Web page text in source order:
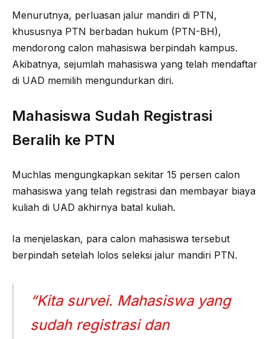
Menurutnya, perluasan jalur mandiri di PTN,
khususnya PTN berbadan hukum (PTN-BH),
mendorong calon mahasiswa berpindah kampus.
Akibatnya, sejumlah mahasiswa yang telah mendaftar
di UAD memilih mengundurkan diri.
Mahasiswa Sudah Registrasi
Beralih ke PTN
Muchlas mengungkapkan sekitar 15 persen calon
mahasiswa yang telah registrasi dan membayar biaya
kuliah di UAD akhirnya batal kuliah.
Ia menjelaskan, para calon mahasiswa tersebut
berpindah setelah lolos seleksi jalur mandiri PTN.
“Kita survei. Mahasiswa yang
sudah registrasi dan